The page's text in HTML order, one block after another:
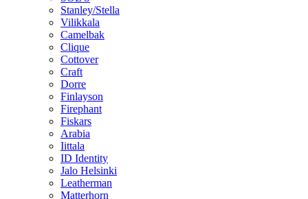
Stanley/Stella
Vilikkala
Camelbak
Clique
Cottover
Craft
Dorre
Finlayson
Firephant
Fiskars
Arabia
Iittala
ID Identity
Jalo Helsinki
Leatherman
Matterhorn